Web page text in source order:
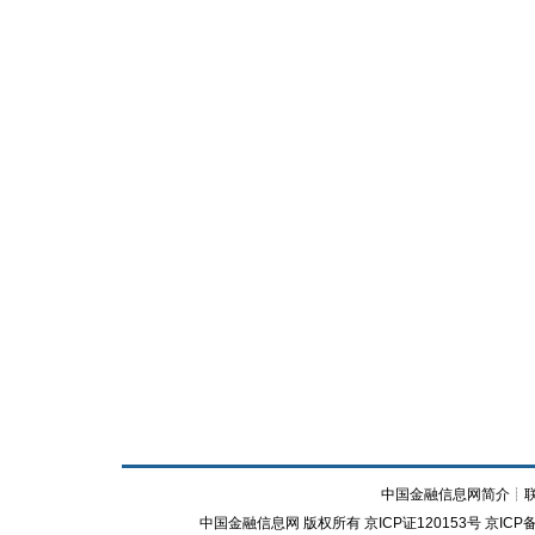
中国金融信息网简介┊
中国金融信息网 版权所有 京ICP证120153号 京ICP